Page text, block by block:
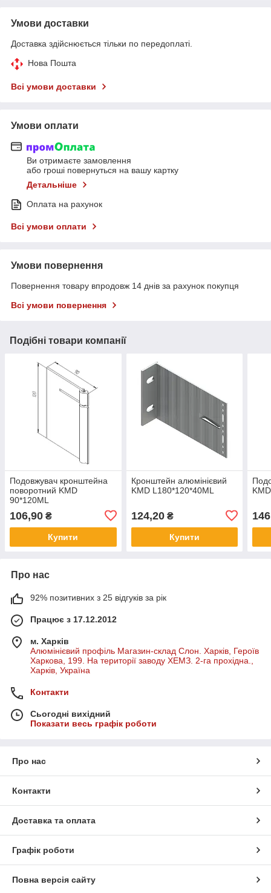
Умови доставки
Доставка здійснюється тільки по передоплаті.
Нова Пошта
Всі умови доставки
Умови оплати
Ви отримаєте замовлення
або гроші повернуться на вашу картку
Детальніше
Оплата на рахунок
Всі умови оплати
Умови повернення
Повернення товару впродовж 14 днів за рахунок покупця
Всі умови повернення
Подібні товари компанії
Подовжувач кронштейна
поворотний KMD
90*120ML
106,90 ₴
Купити
Кронштейн алюмінієвий
KMD L180*120*40МL
124,20₴
Купити
Про нас
92% позитивних з 25 відгуків за рік
Працює з 17.12.2012
м. Харків
Алюмінієвий профіль Магазин-склад Слон. Харків, Героїв
Харкова, 199. На території заводу ХЕМЗ. 2-га прохідна.,
Харків, Україна
Контакти
Сьогодні вихідний
Показати весь графік роботи
Про нас
Контакти
Доставка та оплата
Графік роботи
Повна версія сайту